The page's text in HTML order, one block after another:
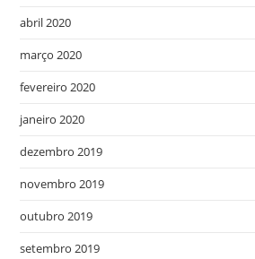
abril 2020
março 2020
fevereiro 2020
janeiro 2020
dezembro 2019
novembro 2019
outubro 2019
setembro 2019